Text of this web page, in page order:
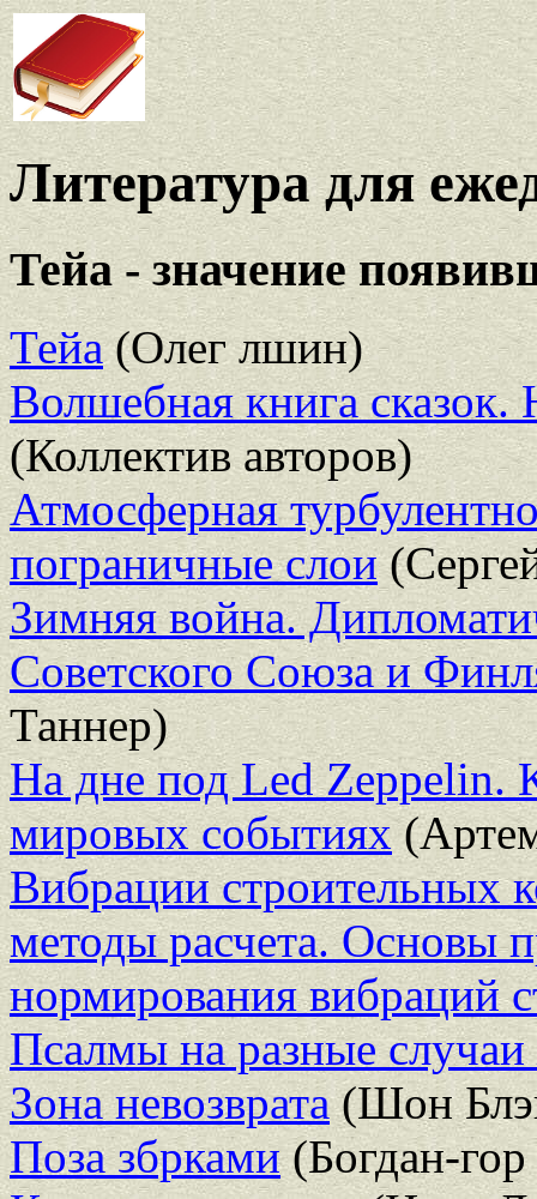
Литература для
Тейа - значение
Тейа(Олег лшин)
Волшебная книга сказок.
(Коллектив авторов)
Атмосферная
пограничные слои
Зимняя война.
Советского Союза и
Таннер)
На дне под Led Zeppelin.
мировых событиях
Вибрации строительных
методы расчета. Основы
нормирования вибраций
Псалмы на разные
Зона невозврата(Шон
Поза збрками(Богдан-